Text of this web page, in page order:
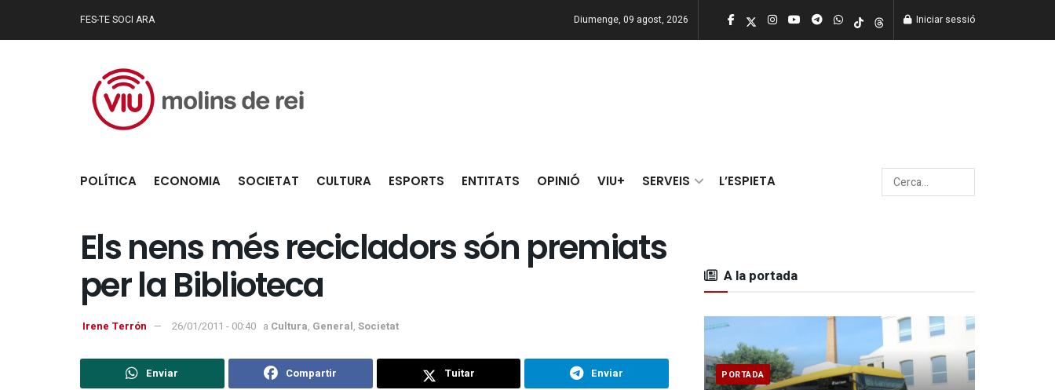
FES-TE SOCI ARA Diumenge, 09 agost, 2026 Iniciar sessió
POLÍTICA ECONOMIA SOCIETAT CULTURA ESPORTS ENTITATS OPINIÓ VIU+ SERVEIS L’ESPIETA
Els nens més recicladors són premiats
per la Biblioteca
Irene Terrón 26/01/2011 - 00:40 a Cultura, General,Societat
Enviar Compartir Tuitar Enviar
A la portada
PORTADA